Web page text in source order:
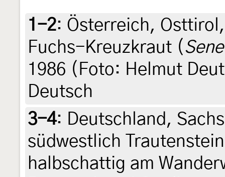
1-2: Österreich,
Fuchs-Kreuzkraut (
1986 (Foto: Helmut
Deutsch
3-4: Deutschland,
südwestlich
halbschattig am